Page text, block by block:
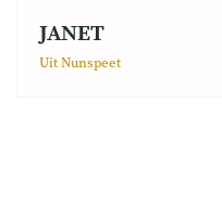
JANET
Uit Nunspeet